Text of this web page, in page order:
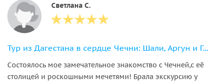
Светлана С.
Тур из Дагестана в сердце Чечни: Шали, Аргун и Грозный
Состоялось мое замечательное знакомство с Чечней,с её
столицей и роскошными мечетями! Брала экскурсию у